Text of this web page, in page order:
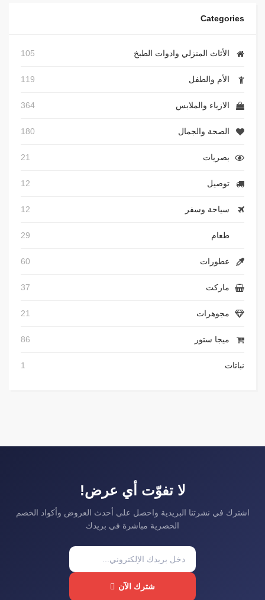
Categories
الأثاث المنزلي وادوات الطبخ 105
الأم والطفل 119
الازياء والملابس 364
الصحة والجمال 180
بصريات 21
توصيل 12
سياحة وسفر 12
طعام 29
عطورات 60
ماركت 37
مجوهرات 21
ميجا ستور 86
نباتات 1
لا تفوّت أي عرض!
اشترك في نشرتنا البريدية واحصل على أحدث العروض وأكواد الخصم
الحصرية مباشرة في بريدك
شترك الآن